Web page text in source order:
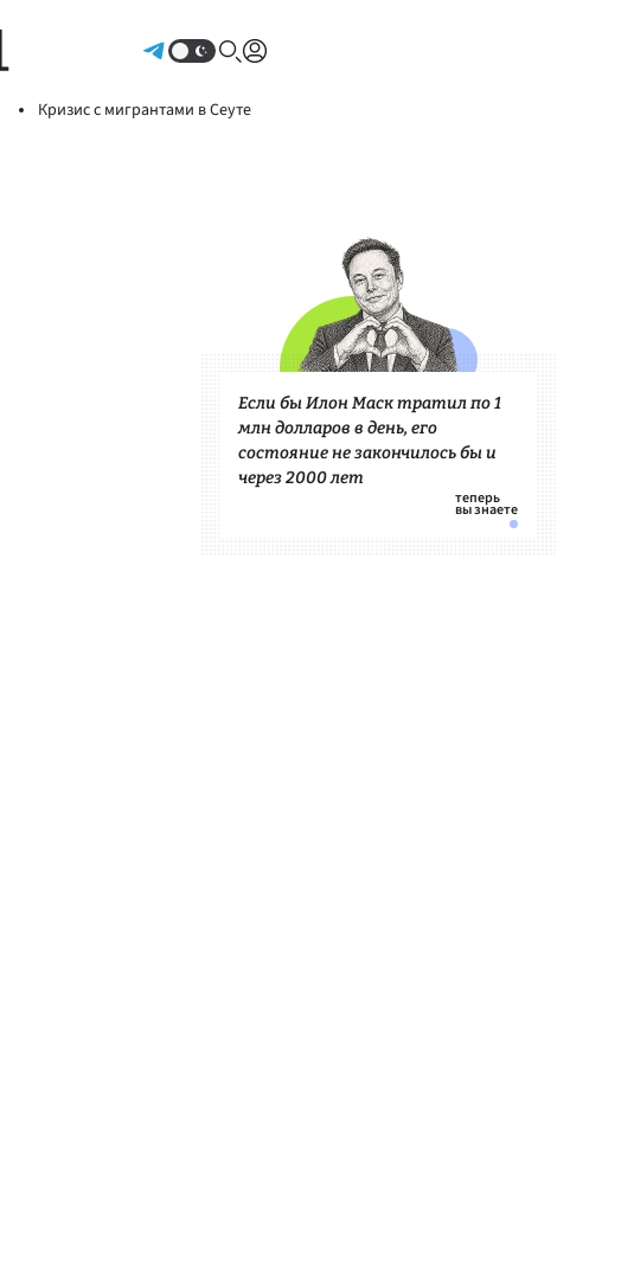
Кризис с мигрантами в Сеуте
Если бы Илон Маск тратил по 1
млн долларов в день, его
состояние не закончилось бы и
через 2000 лет